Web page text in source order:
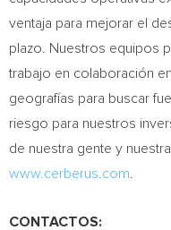
ventaja para mejorar el
plazo. Nuestros equipos
trabajo en colaboración
geografías para buscar
riesgo para nuestros
de nuestra gente y
www.cerberus.com
CONTACTOS: